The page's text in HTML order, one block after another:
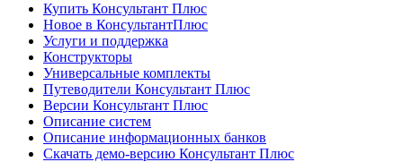
Купить Консультант Плюс
Новое в КонсультантПлюс
Услуги и поддержка
Конструкторы
Универсальные комплекты
Путеводители Консультант Плюс
Версии Консультант Плюс
Описание систем
Описание информационных банков
Скачать демо-версию Консультант Плюс